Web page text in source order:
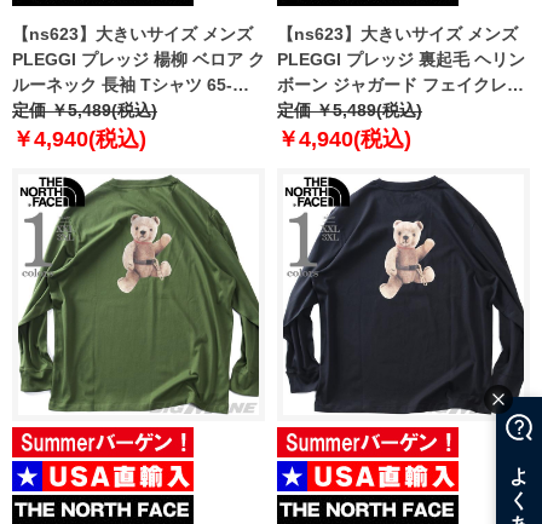
【ns623】大きいサイズ メンズ
PLEGGI プレッジ 楊柳 ベロア ク
ルーネック 長袖 Tシャツ 65-
88373-2
定価 ￥5,489(税込)
￥4,940(税込)
【ns623】大きいサイズ メンズ
PLEGGI プレッジ 裏起毛 ヘリン
ボーン ジャガード フェイクレイ
ヤード Vネック 長袖 Tシャツ 65-
88151-2
定価 ￥5,489(税込)
￥4,940(税込)